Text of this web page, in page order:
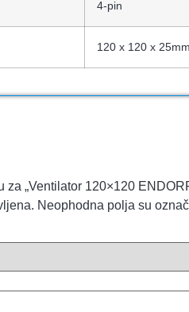
4-pin
120 x 120 x 25mm
„Ventilator 120×120
Neophodna polja su